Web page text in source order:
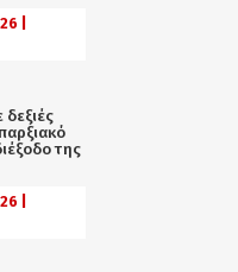
|
δεξιές
της
|